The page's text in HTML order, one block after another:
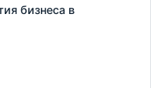
бизнеса в